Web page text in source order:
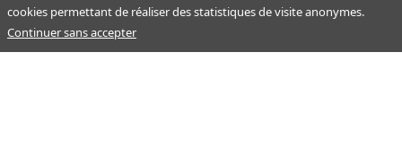
cookies permettant de réaliser des statistiques de visite anonymes.
Continuer sans accepter